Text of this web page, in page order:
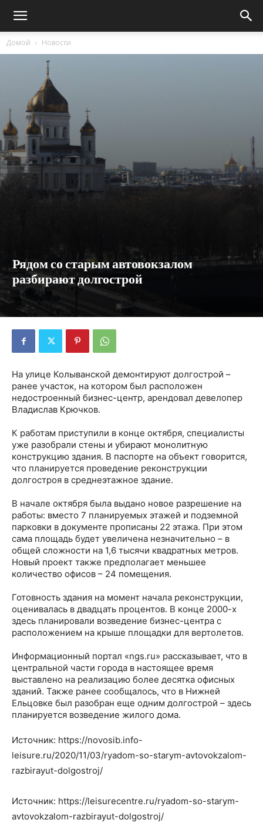
Домой Новости
Рядом со старым автовокзалом
разбирают долгострой
На улице Колыванской демонтируют долгострой –
ранее участок, на котором был расположен
недостроенный бизнес-центр, арендовал девелопер
Владислав Крючков.
К работам приступили в конце октября, специалисты
уже разобрали стены и убирают монолитную
конструкцию здания. В паспорте на объект говорится,
что планируется проведение реконструкции
долгостроя в среднеэтажное здание.
В начале октября была выдано новое разрешение на
работы: вместо 7 планируемых этажей и подземной
парковки в документе прописаны 22 этажа. При этом
сама площадь будет увеличена незначительно – в
общей сложности на 1,6 тысячи квадратных метров.
Новый проект также предполагает меньшее
количество офисов – 24 помещения.
Готовность здания на момент начала реконструкции,
оценивалась в двадцать процентов. В конце 2000-х
здесь планировали возведение бизнес-центра с
расположением на крыше площадки для вертолетов.
Информационный портал «ngs.ru» рассказывает, что в
центральной части города в настоящее время
выставлено на реализацию более десятка офисных
зданий. Также ранее сообщалось, что в Нижней
Ельцовке был разобран еще одним долгострой – здесь
планируется возведение жилого дома.
Источник: https://novosib.info-
leisure.ru/2020/11/03/ryadom-so-starym-avtovokzalom-
razbirayut-dolgostroj/
Источник: https://leisurecentre.ru/ryadom-so-starym-
avtovokzalom-razbirayut-dolgostroj/